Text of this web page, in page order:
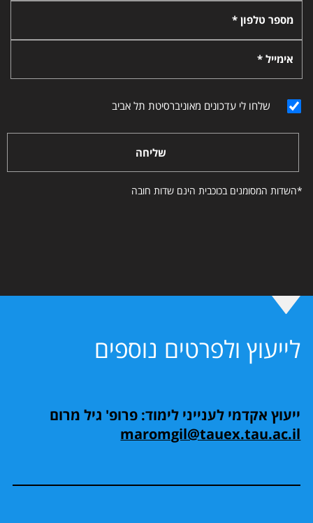
מספר טלפון *
אימייל *
שלחו לי עדכונים מאוניברסיטת תל אביב
שליחה
*השדות המסומנים בכוכבית הינם שדות חובה
לייעוץ ולפרטים נוספים
ייעוץ אקדמי לענייני לימוד: פרופ' גיל מרום
maromgil@tauex.tau.ac.il